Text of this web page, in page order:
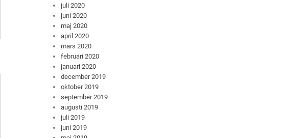
juli 2020
juni 2020
maj 2020
april 2020
mars 2020
februari 2020
januari 2020
december 2019
oktober 2019
september 2019
augusti 2019
juli 2019
juni 2019